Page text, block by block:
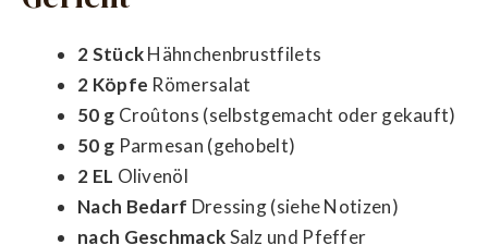
2 StückHähnchenbrustfilets
2 Köpfe Römersalat
50 g Croûtons (selbstgemacht oder gekauft)
50 g Parmesan (gehobelt)
2 EL Olivenöl
Nach Bedarf Dressing (siehe Notizen)
nach GeschmackSalz und Pfeffer